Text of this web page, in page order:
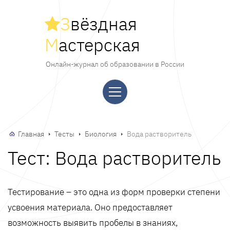
Звёздная
Мастерская
Онлайн-журнал об образовании в России
Главная Тесты Биология Вода растворитель
Тест: Вода растворитель
Тестирование – это одна из форм проверки степени
усвоения материала. Оно предоставляет
возможность выявить пробелы в знаниях,